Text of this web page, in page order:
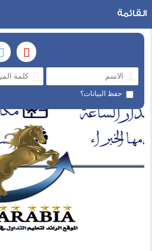
حفظ البيانات؟
القائمة